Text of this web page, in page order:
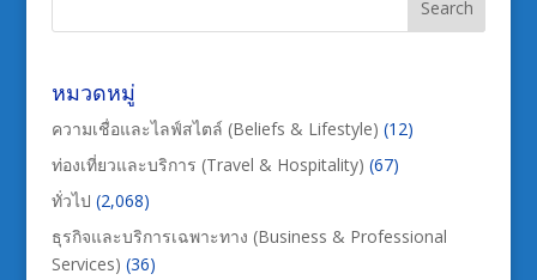
หมวดหมู่
ความเชื่อและไลฟ์สไตล์ (Beliefs & Lifestyle) (12)
ท่องเที่ยวและบริการ (Travel & Hospitality) (67)
ทั่วไป (2,068)
ธุรกิจและบริการเฉพาะทาง (Business & Professional
Services) (36)